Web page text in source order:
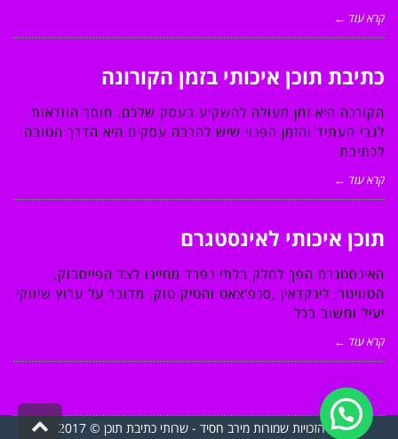
קרא עוד ←
כתיבת תוכן איכותי בזמן הקורונה
הקורנה היא זמן מעולה להשקיע בעסק שלכם. חוסר הוודאות
לגבי העתיד והזמן הפנוי שיש להרבה עסקים היא הדרך הטובה
לכתיבת
קרא עוד ←
תוכן איכותי לאינסטגרם
האינסטגרם הפך לחלק בלתי נפרד מחיינו לצד הפייסבוק,
הטוויטר, לינקדאין ,סנפ’צאט והטיק טוק. מדובר על ערוץ שיווקי
יעיל וחשוב בכל
קרא עוד ←
כל הזכויות שמורות מירב חסיד - שרותי כתיבת תוכן © 2017